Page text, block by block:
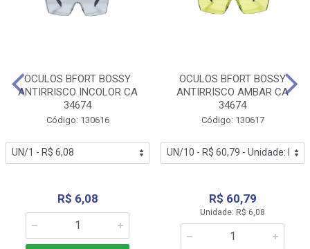
OCULOS BFORT BOSSY
ANTIRRISCO INCOLOR CA
34674
Código: 130616
R$ 6,08
OCULOS BFORT BOSSY
ANTIRRISCO AMBAR CA
34674
Código: 130617
R$ 60,79
Unidade: R$ 6,08